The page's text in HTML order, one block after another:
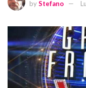
byStefano